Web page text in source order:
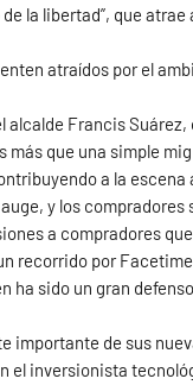
la libertad”, que
atraídos por el
alcalde Francis
más que una simple
a la
y los
a compradores
recorrido por
ha sido un gran
importante de sus
el inversionista